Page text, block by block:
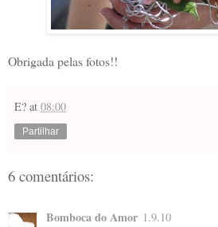
Obrigada pelas fotos!!
E? at 08:00
Partilhar
6 comentários:
Bomboca do Amor 1.9.10